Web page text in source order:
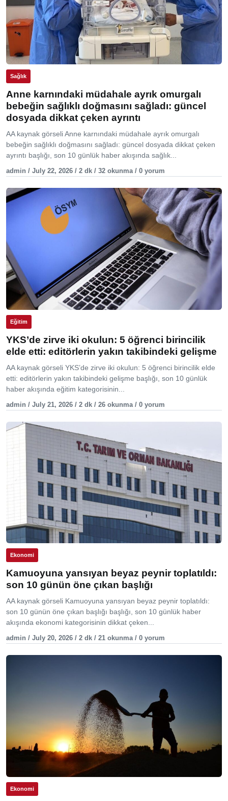
Sağlık
Anne karnındaki müdahale ayrık omurgalı
bebeğin sağlıklı doğmasını sağladı: güncel
dosyada dikkat çeken ayrıntı
AA kaynak görseli Anne karnındaki müdahale ayrık omurgalı
bebeğin sağlıklı doğmasını sağladı: güncel dosyada dikkat çeken
ayrıntı başlığı, son 10 günlük haber akışında sağlık...
admin / July 22, 2026 / 2 dk / 32 okunma / 0 yorum
Eğitim
YKS’de zirve iki okulun: 5 öğrenci birincilik
elde etti: editörlerin yakın takibindeki gelişme
AA kaynak görseli YKS’de zirve iki okulun: 5 öğrenci birincilik elde
etti: editörlerin yakın takibindeki gelişme başlığı, son 10 günlük
haber akışında eğitim kategorisinin...
admin / July 21, 2026 / 2 dk / 26 okunma / 0 yorum
Ekonomi
Kamuoyuna yansıyan beyaz peynir toplatıldı:
son 10 günün öne çıkan başlığı
AA kaynak görseli Kamuoyuna yansıyan beyaz peynir toplatıldı:
son 10 günün öne çıkan başlığı başlığı, son 10 günlük haber
akışında ekonomi kategorisinin dikkat çeken...
admin / July 20, 2026 / 2 dk / 21 okunma / 0 yorum
Ekonomi